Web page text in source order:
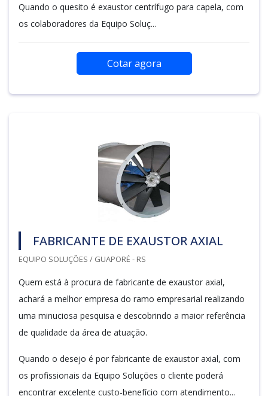
Quando o quesito é exaustor centrífugo para capela, com
os colaboradores da Equipo Soluç...
Cotar agora
FABRICANTE DE EXAUSTOR AXIAL
EQUIPO SOLUÇÕES / GUAPORÉ - RS
Quem está à procura de fabricante de exaustor axial,
achará a melhor empresa do ramo empresarial realizando
uma minuciosa pesquisa e descobrindo a maior referência
de qualidade da área de atuação.
Quando o desejo é por fabricante de exaustor axial, com
os profissionais da Equipo Soluções o cliente poderá
encontrar excelente custo-benefício com atendimento...